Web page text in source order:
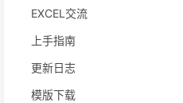
EXCEL交流
上手指南
更新日志
模版下载